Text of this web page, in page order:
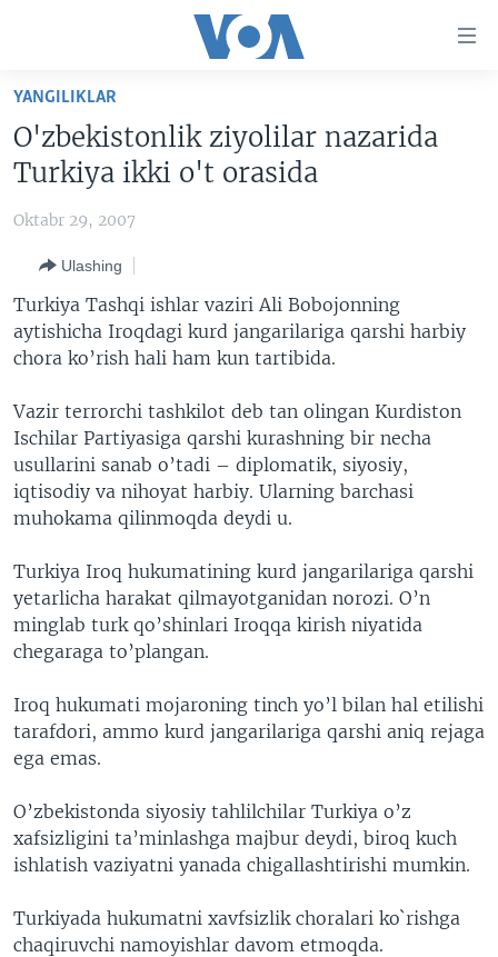
Boshiga
qayting
Qidiruvga
o'ting
AMERIKA
VATANDOSHLAR
MULTIMEDIA
AMERIKA MANZARALARI
VASHINGTON CHOYXONASI
MOBIL-SALOM!
VIDEO
IJTIMOIY TARMOQLAR
YOUTUBE
INSTAGRAM
ODNOKLASSNIKI
TWITTER
SOUNDCLOUD
EDITORIAL
Learning English
VOA
YANGILIKLAR
O'zbekistonlik ziyolilar nazarida
Turkiya ikki o't orasida
Oktabr 29, 2007
Ulashing
Turkiya Tashqi ishlar vaziri Ali Bobojonning
aytishicha Iroqdagi kurd jangarilariga qarshi harbiy
chora ko’rish hali ham kun tartibida.
Vazir terrorchi tashkilot deb tan olingan Kurdiston
Ischilar Partiyasiga qarshi kurashning bir necha
usullarini sanab o’tadi – diplomatik, siyosiy,
iqtisodiy va nihoyat harbiy. Ularning barchasi
muhokama qilinmoqda deydi u.
Turkiya Iroq hukumatining kurd jangarilariga qarshi
yetarlicha harakat qilmayotganidan norozi. O’n
minglab turk qo’shinlari Iroqqa kirish niyatida
chegaraga to’plangan.
Iroq hukumati mojaroning tinch yo’l bilan hal etilishi
tarafdori, ammo kurd jangarilariga qarshi aniq rejaga
ega emas.
O’zbekistonda siyosiy tahlilchilar Turkiya o’z
xafsizligini ta’minlashga majbur deydi, biroq kuch
ishlatish vaziyatni yanada chigallashtirishi mumkin.
Turkiyada hukumatni xavfsizlik choralari ko`rishga
chaqiruvchi namoyishlar davom etmoqda.